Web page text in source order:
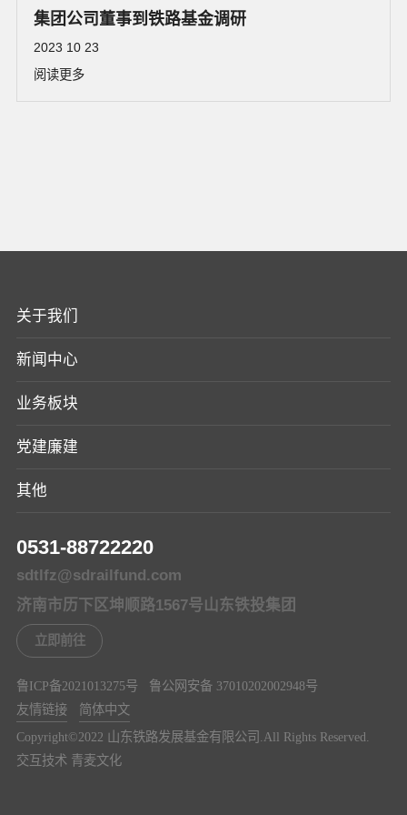
集团公司董事到铁路基金调研
2023 10 23
阅读更多
关于我们
新闻中心
业务板块
党建廉建
其他
0531-88722220
sdtlfz@sdrailfund.com
济南市历下区坤顺路1567号山东铁投集团
立即前往
鲁ICP备2021013275号
鲁公网安备 37010202002948号
友情链接
简体中文
Copyright©️2022 山东铁路发展基金有限公司.All Rights Reserved.
交互技术 青麦文化